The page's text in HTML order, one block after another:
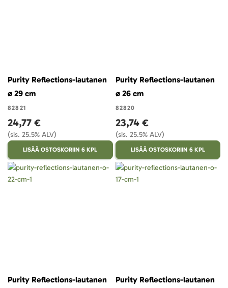
Purity Reflections-lautanen
ø 29 cm
82821
24,77 €
(sis. 25.5% ALV)
LISÄÄ OSTOSKORIIN 6 KPL
Purity Reflections-lautanen
ø 26 cm
82820
23,74 €
(sis. 25.5% ALV)
LISÄÄ OSTOSKORIIN 6 KPL
Purity Reflections-lautanen
Purity Reflections-lautanen